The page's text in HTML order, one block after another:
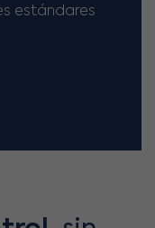
estándares